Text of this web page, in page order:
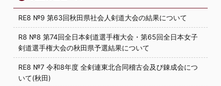
RE8 №9 第63回秋田県社会人剣道大会の結果について
R8 №8 第74回全日本剣道選手権大会・第65回全日本女子
剣道選手権大会の秋田県予選結果について
RE8 №7 令和8年度 全剣連東北合同稽古会及び錬成会につ
いて(秋田)